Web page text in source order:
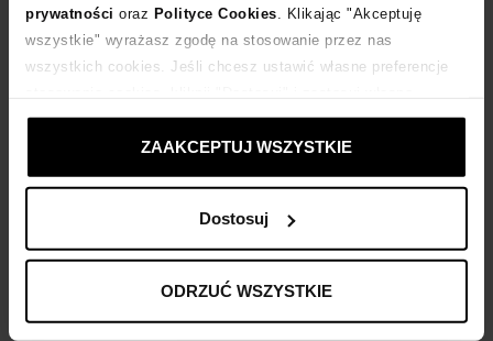
prywatności oraz Polityce Cookies . Klikając "Akceptuję
wszystkie" wyrażasz zgodę na stosowanie przez nas
wszystkich cookies. Jeśli chcesz ustawić własne preferencje
ustawienia prywatności.
ZAAKCEPTUJ WSZYSTKIE
Dostosuj
ODRZUĆ WSZYSTKIE
Dostawa
14 dni na zwrot towaru
+500 punktówzyskujesz w Klubie Korzyści Sprawdź
Kup teraz, Zapłać później!